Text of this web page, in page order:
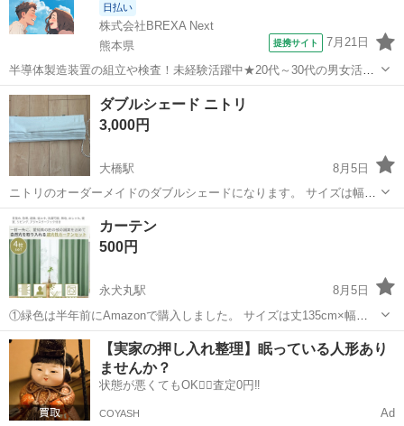
日払い
株式会社BREXA Next
熊本県
提携サイト 7月21日
半導体製造装置の組立や検査！未経験活躍中★20代～30代の男女活躍
中★ワンルーム寮完備！赴任旅費会社負担！マイカー通勤OK！無料駐
車場あり！正社員登用あり！《熊本県菊池郡大津町》 人気の工場のお
仕事 ◇半導体製造装置の組立...
熊本 その他
ダブルシェード ニトリ
3,000円
大橋駅
8月5日
ニトリのオーダーメイドのダブルシェードになります。 サイズは幅
60cm 高さ110cmになります。 一つのチェーンでシェードとレースを
操作できます。 ニトリで22000円しました。 窓を工事したらサイズが
合わなくなったので出...
福岡 福岡市
カーテン
500円
永犬丸駅
8月5日
①緑色は半年前にAmazonで購入しました。 サイズは丈135cm×幅
100cmです。 遮光性 薄手 遮熱 UVカットです。 レースとセット（計
４枚）で¥1000となります。 ※買った時は¥3000くらいで購入しまし
た。 ...
福岡 北九州市 永犬丸駅 カーテン、ブラインド
【実家の押し入れ整理】眠っている人形あり
ませんか？
状態が悪くてもOK🙆‍♀️査定0円‼️
COYASH Ad